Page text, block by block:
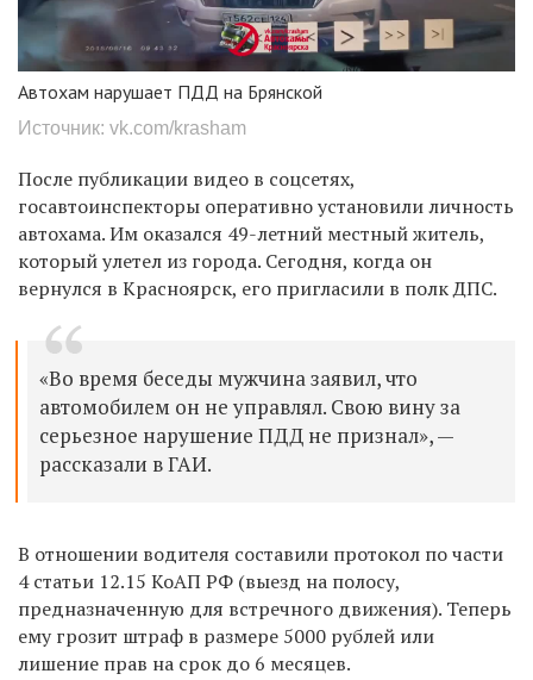
Автохам нарушает ПДД на Брянской
Источник: vk.com/krasham
После публикации видео в соцсетях,
госавтоинспекторы оперативно установили личность
автохама. Им оказался 49-летний местный житель,
который улетел из города. Сегодня, когда он
вернулся в Красноярск, его пригласили в полк ДПС.
«Во время беседы мужчина заявил, что
автомобилем он не управлял. Свою вину за
серьезное нарушение ПДД не признал», —
рассказали в ГАИ.
В отношении водителя составили протокол по части
4 статьи 12.15 КоАП РФ (выезд на полосу,
предназначенную для встречного движения). Теперь
ему грозит штраф в размере 5000 рублей или
лишение прав на срок до 6 месяцев.